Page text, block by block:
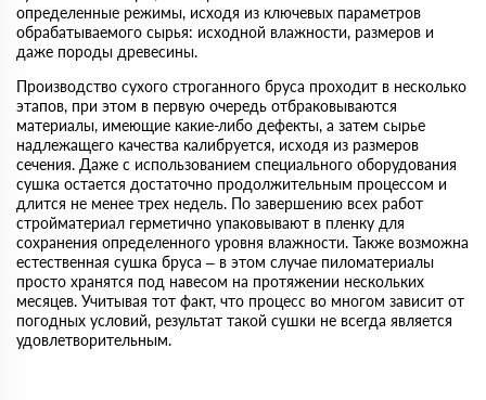
определенные режимы, исходя из ключевых параметров
обрабатываемого сырья: исходной влажности, размеров и
даже породы древесины.
Производство сухого строганного бруса проходит в несколько
этапов, при этом в первую очередь отбраковываются
материалы, имеющие какие-либо дефекты, а затем сырье
надлежащего качества калибруется, исходя из размеров
сечения. Даже с использованием специального оборудования
сушка остается достаточно продолжительным процессом и
длится не менее трех недель. По завершению всех работ
стройматериал герметично упаковывают в пленку для
сохранения определенного уровня влажности. Также возможна
естественная сушка бруса – в этом случае пиломатериалы
просто хранятся под навесом на протяжении нескольких
месяцев. Учитывая тот факт, что процесс во многом зависит от
погодных условий, результат такой сушки не всегда является
удовлетворительным.